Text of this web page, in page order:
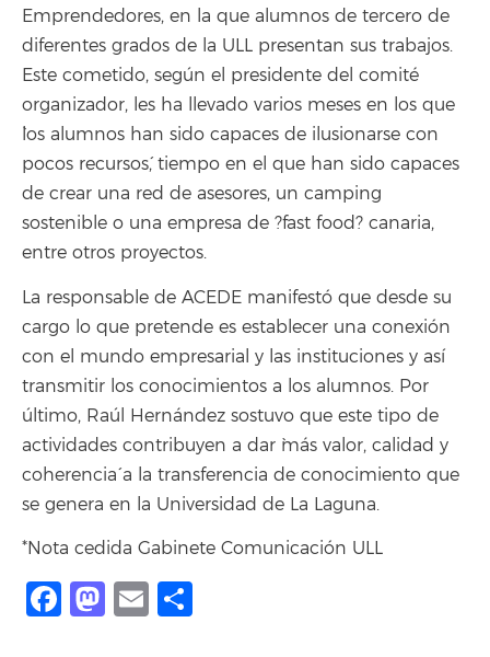
Emprendedores, en la que alumnos de tercero de
diferentes grados de la ULL presentan sus trabajos.
Este cometido, según el presidente del comité
organizador, les ha llevado varios meses en los que
`los alumnos han sido capaces de ilusionarse con
pocos recursos´, tiempo en el que han sido capaces
de crear una red de asesores, un camping
sostenible o una empresa de ?fast food? canaria,
entre otros proyectos.
La responsable de ACEDE manifestó que desde su
cargo lo que pretende es establecer una conexión
con el mundo empresarial y las instituciones y así
transmitir los conocimientos a los alumnos. Por
último, Raúl Hernández sostuvo que este tipo de
actividades contribuyen a dar `más valor, calidad y
coherencia´ a la transferencia de conocimiento que
se genera en la Universidad de La Laguna.
*Nota cedida Gabinete Comunicación ULL
Facebook
Mastodon
Email